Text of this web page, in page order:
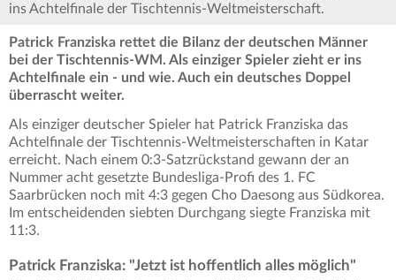
ins Achtelfinale der Tischtennis-Weltmeisterschaft.
Patrick Franziska rettet die Bilanz der deutschen Männer
bei der Tischtennis-WM. Als einziger Spieler zieht er ins
Achtelfinale ein - und wie. Auch ein deutsches Doppel
überrascht weiter.
Als einziger deutscher Spieler hat Patrick Franziska das
Achtelfinale der Tischtennis-Weltmeisterschaften in Katar
erreicht. Nach einem 0:3-Satzrückstand gewann der an
Nummer acht gesetzte Bundesliga-Profi des 1. FC
Saarbrücken noch mit 4:3 gegen Cho Daesong aus Südkorea.
Im entscheidenden siebten Durchgang siegte Franziska mit
11:3.
Patrick Franziska: "Jetzt ist hoffentlich alles möglich"